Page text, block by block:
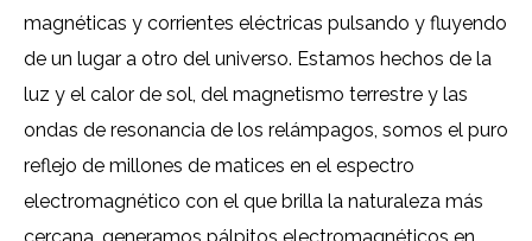
magnéticas y corrientes eléctricas pulsando y fluyendo
de un lugar a otro del universo. Estamos hechos de la
luz y el calor de sol, del magnetismo terrestre y las
ondas de resonancia de los relámpagos, somos el puro
reflejo de millones de matices en el espectro
electromagnético con el que brilla la naturaleza más
cercana, generamos pálpitos electromagnéticos en